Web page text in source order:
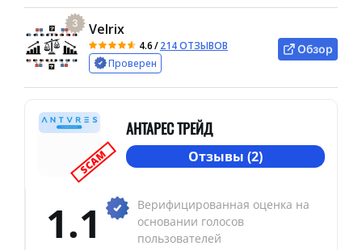
3 Velrix
4.6/214 ОТЗЫВОВ
Проверен
Обзор
SCAM
АНТАРЕС ТРЕЙД
Отзывы (2)
1.1
Верифицированная оценка на
основании голосов
пользователей